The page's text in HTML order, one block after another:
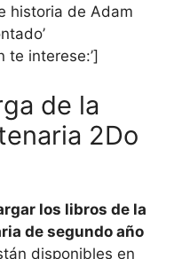
historia de Adam
te interese:’]
de la
2Do
los libros de la
de segundo año
disponibles en